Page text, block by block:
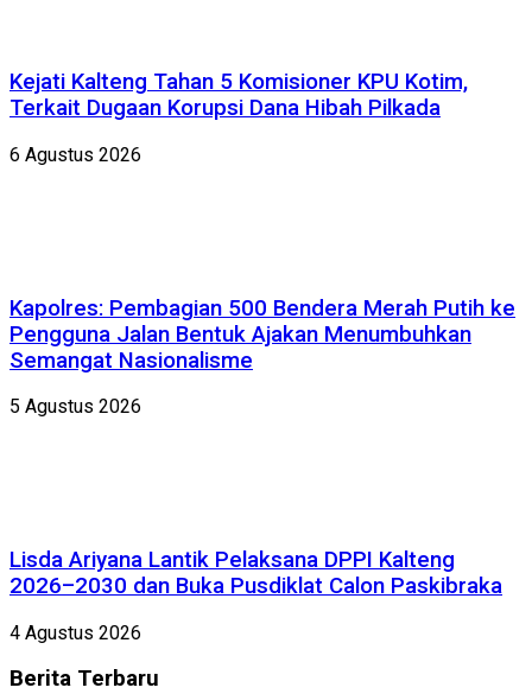
Kejati Kalteng Tahan 5 Komisioner KPU Kotim,
Terkait Dugaan Korupsi Dana Hibah Pilkada
6 Agustus 2026
Kapolres: Pembagian 500 Bendera Merah Putih ke
Pengguna Jalan Bentuk Ajakan Menumbuhkan
Semangat Nasionalisme
5 Agustus 2026
Lisda Ariyana Lantik Pelaksana DPPI Kalteng
2026–2030 dan Buka Pusdiklat Calon Paskibraka
4 Agustus 2026
Berita Terbaru